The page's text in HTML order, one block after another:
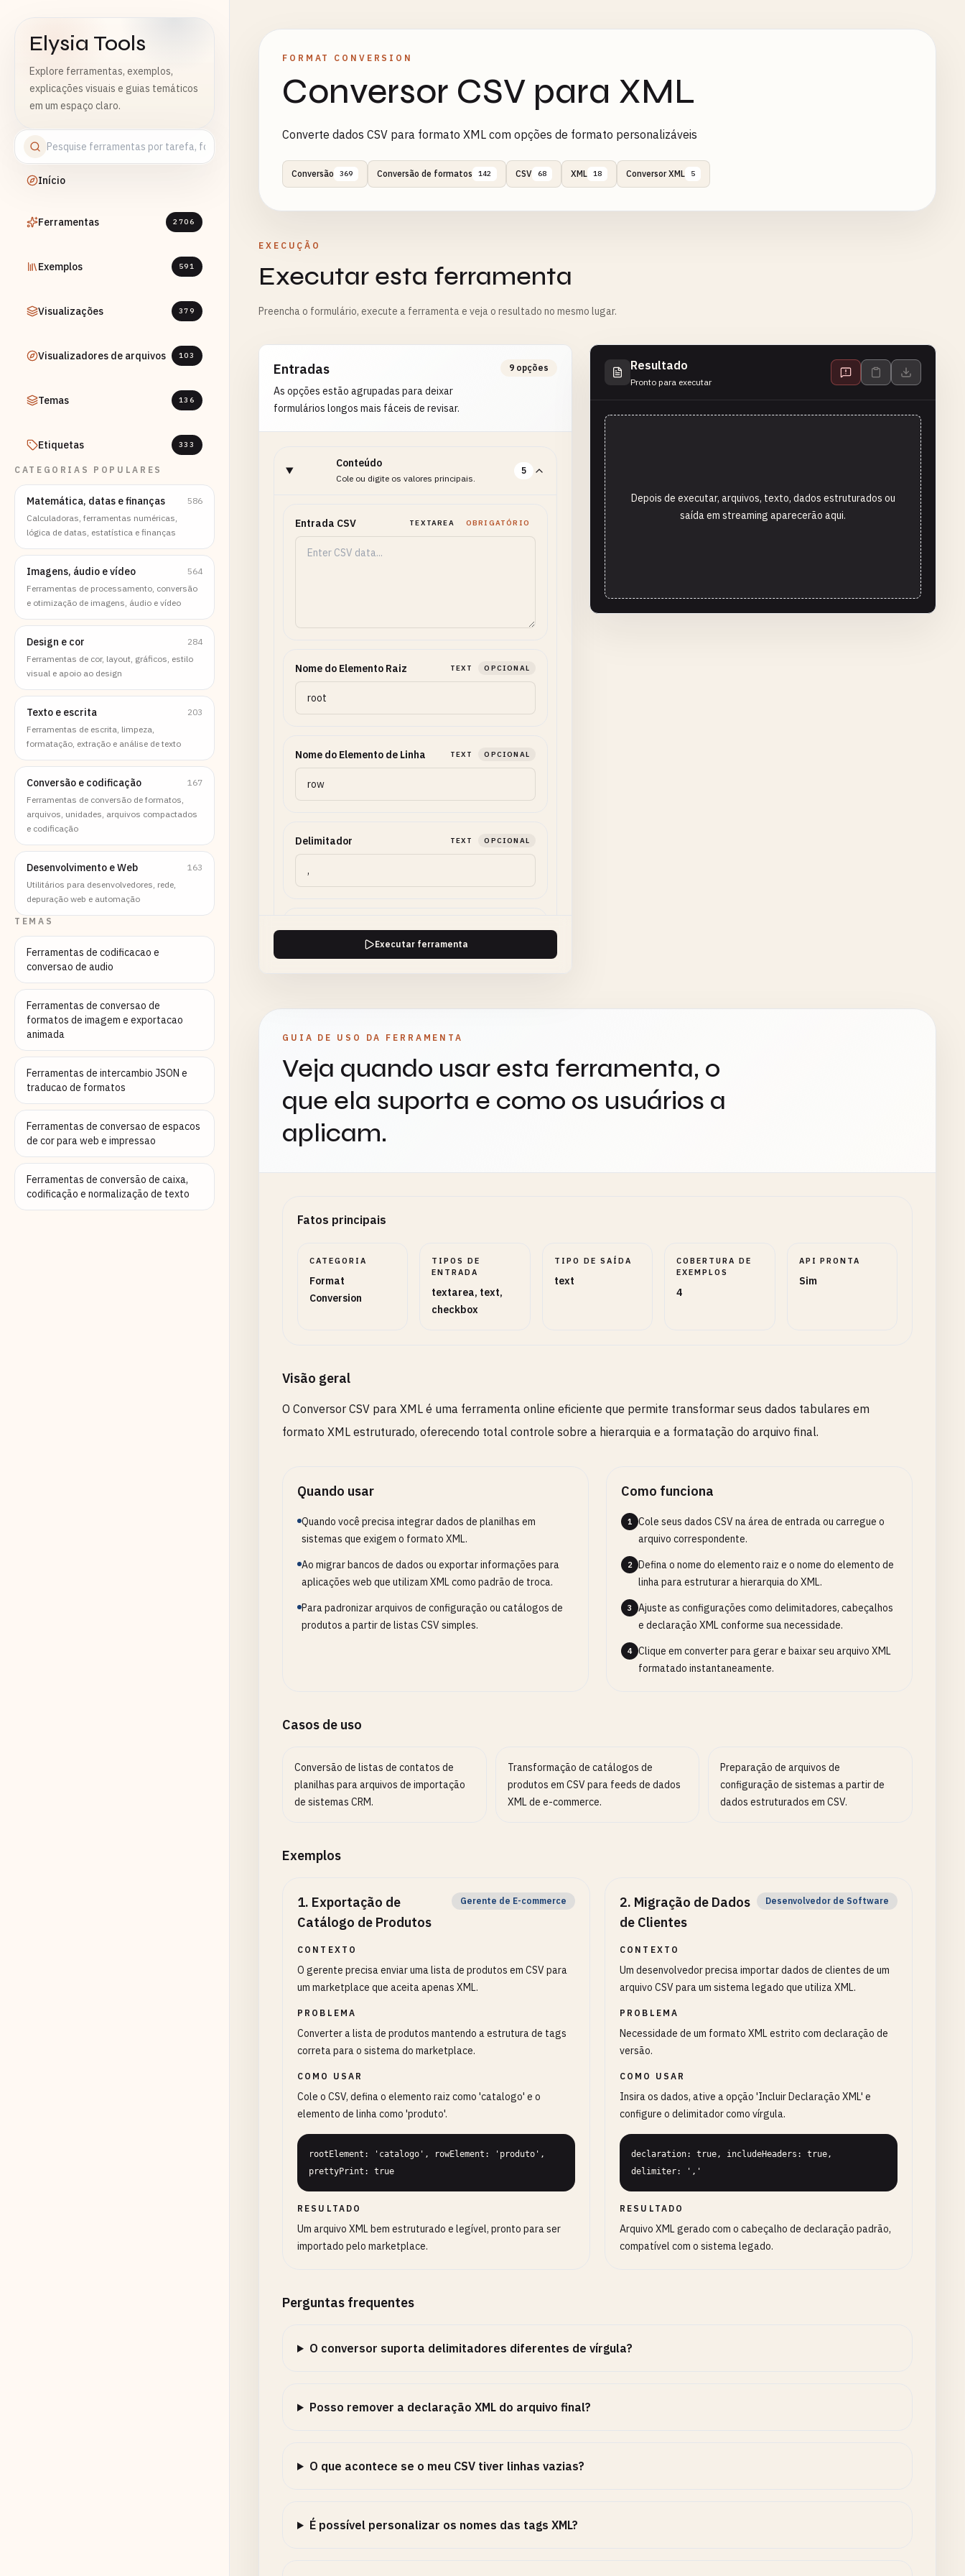
Elysia Tools
Explore ferramentas, exemplos,
explicações visuais e guias temáticos
em um espaço claro.
Início
Ferramentas 2706
Exemplos 591
Visualizações 379
Visualizadores de arquivos 103
Temas 136
Etiquetas 333
CATEGORIAS POPULARES
Matemática, datas e finanças
586
Calculadoras, ferramentas numéricas,
lógica de datas, estatística e finanças
Imagens, áudio e vídeo
564
Ferramentas de processamento, conversão
e otimização de imagens, áudio e vídeo
Design e cor
284
Ferramentas de cor, layout, gráficos, estilo
visual e apoio ao design
Texto e escrita
203
Ferramentas de escrita, limpeza,
formatação, extração e análise de texto
Conversão e codificação
167
Ferramentas de conversão de formatos,
arquivos, unidades, arquivos compactados
e codificação
Desenvolvimento e Web
163
Utilitários para desenvolvedores, rede,
depuração web e automação
TEMAS
Ferramentas de codificacao e
conversao de audio
Ferramentas de conversao de
formatos de imagem e exportacao
animada
Ferramentas de intercambio JSON e
traducao de formatos
Ferramentas de conversao de espacos
de cor para web e impressao
Ferramentas de conversão de caixa,
codificação e normalização de texto
FORMAT CONVERSION
Conversor CSV para XML
Converte dados CSV para formato XML com opções de formato personalizáveis
Conversão 369 Conversão de formatos 142 CSV 68 XML 18 Conversor XML 5
EXECUÇÃO
Executar esta ferramenta
Preencha o formulário, execute a ferramenta e veja o resultado no mesmo lugar.
Entradas
As opções estão agrupadas para deixar
formulários longos mais fáceis de revisar.
9 opções
Conteúdo
Cole ou digite os valores principais.
5
Entrada CSV TEXTAREA OBRIGATÓRIO
Nome do Elemento Raiz TEXT OPCIONAL
Nome do Elemento de Linha TEXT OPCIONAL
Delimitador TEXT OPCIONAL
Caractere de Citação
Ative ou desative comportamentos opcionais.
Executar ferramenta
Resultado
Pronto para executar
Depois de executar, arquivos, texto, dados estruturados ou
saída em streaming aparecerão aqui.
GUIA DE USO DA FERRAMENTA
Veja quando usar esta ferramenta, o
que ela suporta e como os usuários a
aplicam.
Fatos principais
CATEGORIA
Format
Conversion
TIPOS DE
ENTRADA
textarea, text,
checkbox
TIPO DE SAÍDA
text
COBERTURA DE
EXEMPLOS
4
API PRONTA
Sim
Visão geral
O Conversor CSV para XML é uma ferramenta online eficiente que permite transformar seus dados tabulares em
formato XML estruturado, oferecendo total controle sobre a hierarquia e a formatação do arquivo final.
Quando usar
Quando você precisa integrar dados de planilhas em
sistemas que exigem o formato XML.
Ao migrar bancos de dados ou exportar informações para
aplicações web que utilizam XML como padrão de troca.
Para padronizar arquivos de configuração ou catálogos de
produtos a partir de listas CSV simples.
Como funciona
1
Cole seus dados CSV na área de entrada ou carregue o
arquivo correspondente.
2
Defina o nome do elemento raiz e o nome do elemento de
linha para estruturar a hierarquia do XML.
3
Ajuste as configurações como delimitadores, cabeçalhos
e declaração XML conforme sua necessidade.
4
Clique em converter para gerar e baixar seu arquivo XML
formatado instantaneamente.
Casos de uso
Conversão de listas de contatos de
planilhas para arquivos de importação
de sistemas CRM.
Transformação de catálogos de
produtos em CSV para feeds de dados
XML de e-commerce.
Preparação de arquivos de
configuração de sistemas a partir de
dados estruturados em CSV.
Exemplos
1. Exportação de
Catálogo de Produtos
Gerente de E-commerce
CONTEXTO
O gerente precisa enviar uma lista de produtos em CSV para
um marketplace que aceita apenas XML.
PROBLEMA
Converter a lista de produtos mantendo a estrutura de tags
correta para o sistema do marketplace.
COMO USAR
Cole o CSV, defina o elemento raiz como 'catalogo' e o
elemento de linha como 'produto'.
rootElement: 'catalogo', rowElement: 'produto',
prettyPrint: true
RESULTADO
Um arquivo XML bem estruturado e legível, pronto para ser
importado pelo marketplace.
2. Migração de Dados
de Clientes
Desenvolvedor de Software
CONTEXTO
Um desenvolvedor precisa importar dados de clientes de um
arquivo CSV para um sistema legado que utiliza XML.
PROBLEMA
Necessidade de um formato XML estrito com declaração de
versão.
COMO USAR
Insira os dados, ative a opção 'Incluir Declaração XML' e
configure o delimitador como vírgula.
declaration: true, includeHeaders: true,
delimiter: ','
RESULTADO
Arquivo XML gerado com o cabeçalho de declaração padrão,
compatível com o sistema legado.
Perguntas frequentes
O conversor suporta delimitadores diferentes de vírgula?
Posso remover a declaração XML do arquivo final?
O que acontece se o meu CSV tiver linhas vazias?
É possível personalizar os nomes das tags XML?